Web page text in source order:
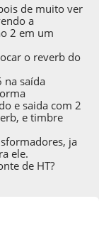
de muito ver
a
2 em um
o reverb do
na saída
e saida com 2
e timbre
ja
ele.
de HT?